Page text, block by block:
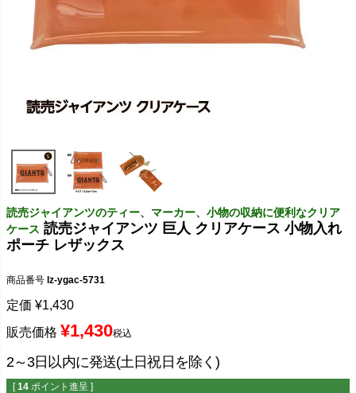
読売ジャイアンツのティー、マーカー、小物の収納に便利なクリア
ケース 読売ジャイアンツ 巨人 クリアケース 小物入れ
ポーチ レザックス
商品番号 lz-ygac-5731
定価 ¥1,430
販売価格 ¥1,430税込
2～3日以内に発送(土日祝日を除く)
[ 14 ポイント進呈 ]